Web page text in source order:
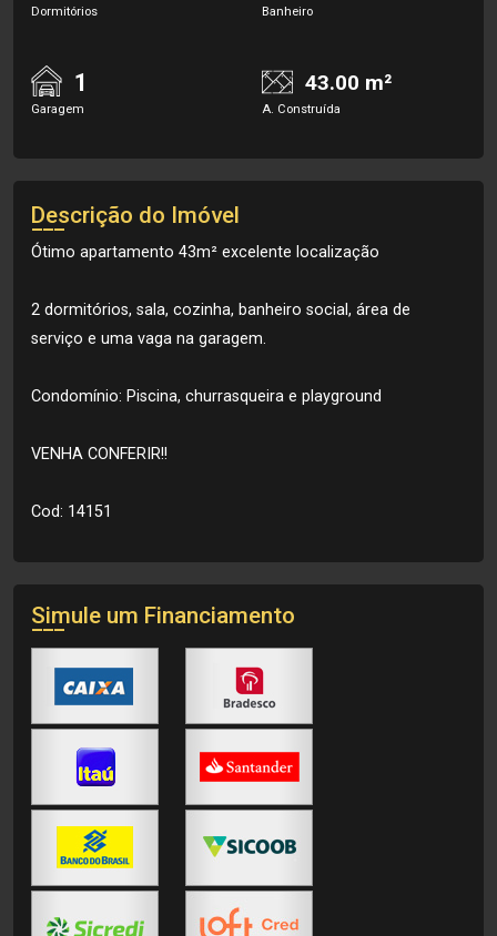
Dormitórios Banheiro
1
Garagem
43.00 m²
A. Construída
Descrição do Imóvel
Ótimo apartamento 43m² excelente localização
2 dormitórios, sala, cozinha, banheiro social, área de
serviço e uma vaga na garagem.
Condomínio: Piscina, churrasqueira e playground
VENHA CONFERIR!!
Cod: 14151
Simule um Financiamento